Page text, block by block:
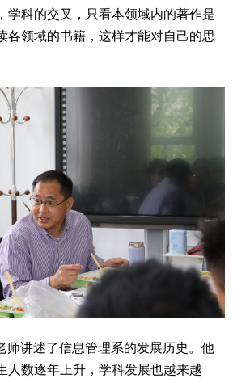
学科的交叉，只看本领域内的著作是
各领域的书籍，这样才能对自己的思
师讲述了信息管理系的发展历史。他
人数逐年上升，学科发展也越来越